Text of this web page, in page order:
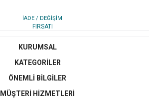
İADE / DEĞİŞİM
FIRSATI
KURUMSAL
KATEGORİLER
ÖNEMLİ BİLGİLER
MÜŞTERİ HİZMETLERİ